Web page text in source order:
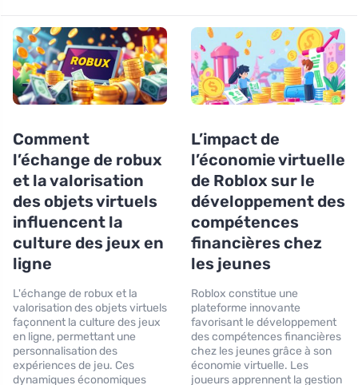
Comment
l’échange de robux
et la valorisation
des objets virtuels
influencent la
culture des jeux en
ligne
L'échange de robux et la
valorisation des objets virtuels
façonnent la culture des jeux
en ligne, permettant une
personnalisation des
expériences de jeu. Ces
dynamiques économiques
L’impact de
l’économie virtuelle
de Roblox sur le
développement des
compétences
financières chez
les jeunes
Roblox constitue une
plateforme innovante
favorisant le développement
des compétences financières
chez les jeunes grâce à son
économie virtuelle. Les
joueurs apprennent la gestion